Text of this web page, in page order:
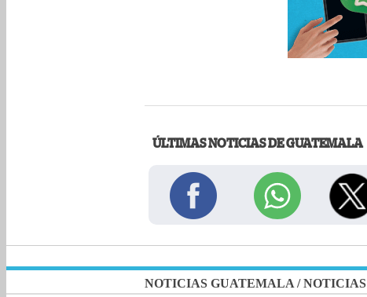
ÚLTIMAS NOTICIAS DE GUATEMALA
NOTICIAS GUATEMALA /NOTICIAS